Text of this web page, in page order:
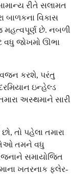
રીતે સલામત
બાળકના વિકાસ
છે. નબળી
વધુ જોખમો ઊભા
વજન કરશે, પરંતુ
ઇન્હેલ્ડ
અસ્થમાને સારી
તો પહેલા તમારા
તેઓ તમને વધુ
સમાયોજિત
ખતરનાક ફ્લેર-